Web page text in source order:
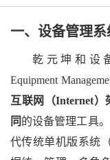
一、 设备管理
乾元坤和 设
Equipment
互联网（Internet）
同 的设备管理工具
代传统单机版系统